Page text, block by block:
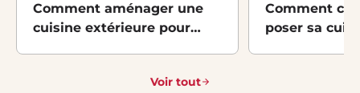
Comment aménager une
cuisine extérieure pour
Comment
poser sa
Voir tout